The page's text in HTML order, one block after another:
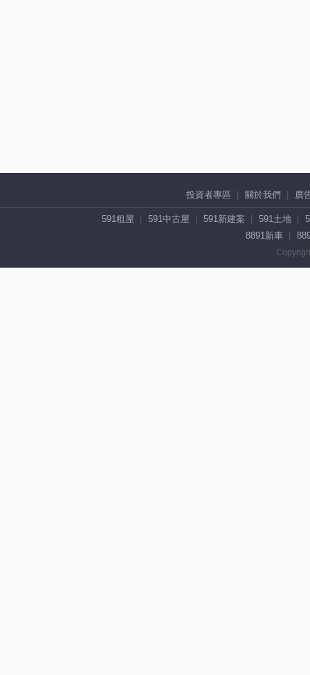
投資者專區 關於我們 廣
591租屋 591中古屋 591新建案 591土地
8891新車